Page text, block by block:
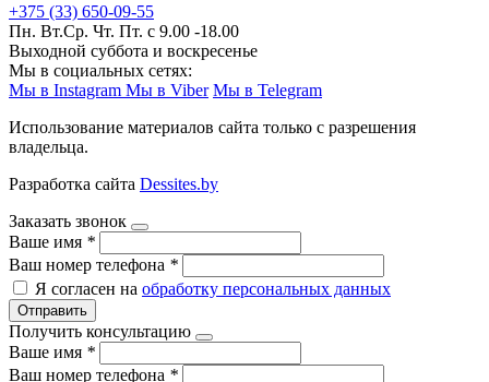
+375 (33) 650-09-55
Пн. Вт.Ср. Чт. Пт. с 9.00 -18.00
Выходной суббота и воскресенье
Мы в социальных сетях:
Мы в Instagram Мы в Viber Мы в Telegram
Использование материалов сайта только с разрешения
владельца.
Разработка сайта Dessites.by
Заказать звонок
Ваше имя *
Ваш номер телефона *
Я согласен на обработку персональных данных
Отправить
Получить консультацию
Ваше имя *
Ваш номер телефона *